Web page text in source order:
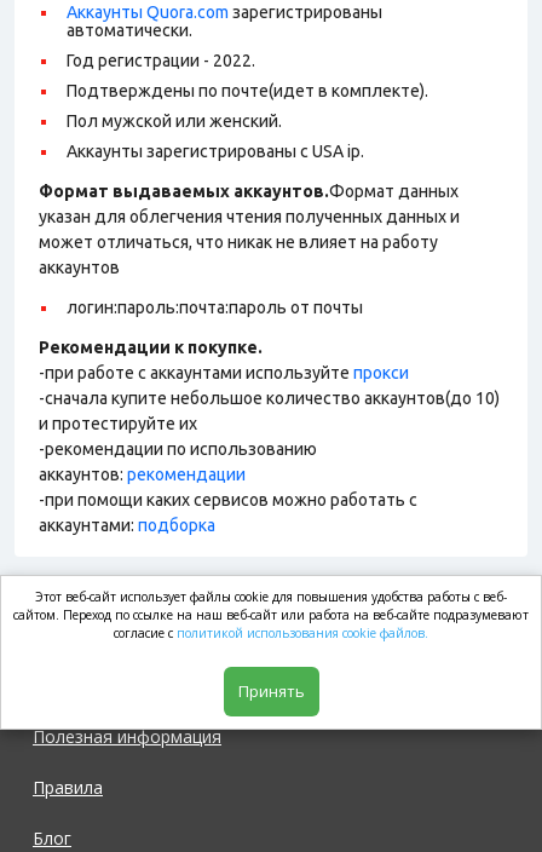
Аккаунты Quora.com зарегистрированы
автоматически.
Год регистрации - 2022.
Подтверждены по почте(идет в комплекте).
Пол мужской или женский.
Аккаунты зарегистрированы с USA ip.
Формат выдаваемых аккаунтов.Формат данных
указан для облегчения чтения полученных данных и
может отличаться, что никак не влияет на работу
аккаунтов
логин:пароль:почта:пароль от почты
Рекомендации к покупке.
-при работе с аккаунтами используйте прокси
-сначала купите небольшое количество аккаунтов(до 10)
и протестируйте их
-рекомендации по использованию
аккаунтов: рекомендации
-при помощи каких сервисов можно работать с
аккаунтами: подборка
market.com
Полезная информация
Правила
Блог
Этот веб-сайт использует файлы cookie для повышения удобства работы с веб-
сайтом. Переход по ссылке на наш веб-сайт или работа на веб-сайте подразумевают
согласие с политикой использования cookie файлов.
Принять